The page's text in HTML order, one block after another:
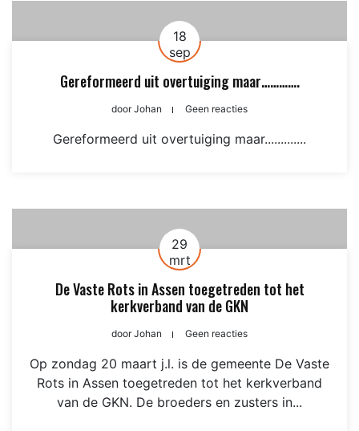
18
sep
Gereformeerd uit overtuiging maar………….
doorJohan Geen reacties
Gereformeerd uit overtuiging maar.............
29
mrt
De Vaste Rots in Assen toegetreden tot het
kerkverband van de GKN
doorJohan Geen reacties
Op zondag 20 maart j.l. is de gemeente De Vaste
Rots in Assen toegetreden tot het kerkverband
van de GKN. De broeders en zusters in...